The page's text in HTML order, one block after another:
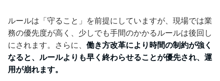
ルールは「守ること」を前提にしていますが、現場では業
務の優先度が高く、少しでも手間のかかるルールは後回し
にされます。さらに、 働き方改革により時間の制約が強く
なると、ルールよりも早く終わらせることが優先され、運
用が崩れます。